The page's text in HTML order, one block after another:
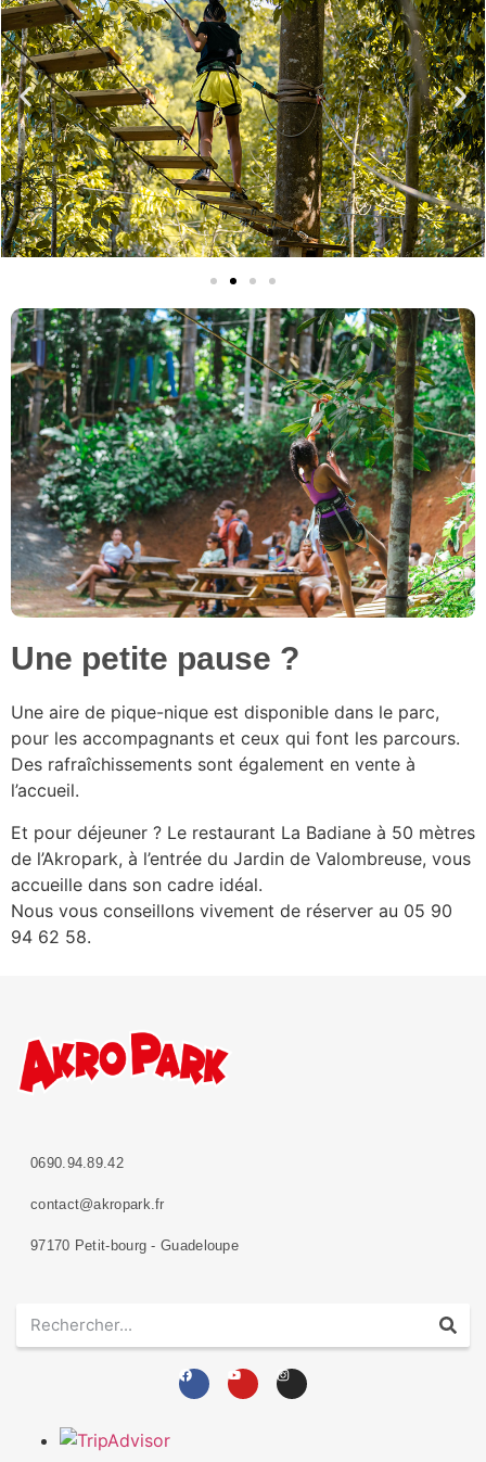
Une petite pause ?
Une aire de pique-nique est disponible dans le parc,
pour les accompagnants et ceux qui font les parcours.
Des rafraîchissements sont également en vente à
l’accueil.
Et pour déjeuner ? Le restaurant La Badiane à 50 mètres
de l’Akropark, à l’entrée du Jardin de Valombreuse, vous
accueille dans son cadre idéal.
Nous vous conseillons vivement de réserver au 05 90
94 62 58.
0690.94.89.42
contact@akropark.fr
97170 Petit-bourg - Guadeloupe